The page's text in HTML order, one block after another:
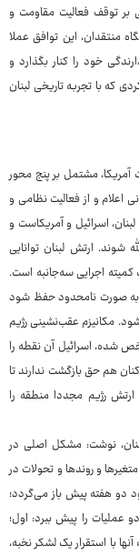
بر توقف فعالیت مقاومت و
منتقدان، این توافق عملا
خود را کنار بگذارد و
که با تجربه تاریخی لبنان
آمریکا، مشتمل بر پنج محور
اعلام و از فعالیت نظامی و
اسرائیل و آمریکاست و
شوند. ارتش لبنان توانایی
کمیته اجرایی سه‌جانبه است.
به صورت نامحدود حفظ شود
مکانیزم عقب‌نشینی رژیم
شده، اسرائیل آن نقطه را
هم حق بازگشت ندارند تا
رژیم مجددا منطقه را
نوشت: مشکل اصلی در
و روندها و تحولات در
دو هفته پیش باز می‌گردد؛
عملیات را پیش ببرد: اول؛
با استقرار یک لشکر نخبه،